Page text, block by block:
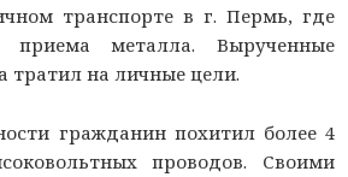
транспорте в г. Пермь, где
металла. Вырученные
тратил на личные цели.
гражданин похитил более 4
проводов. Своими